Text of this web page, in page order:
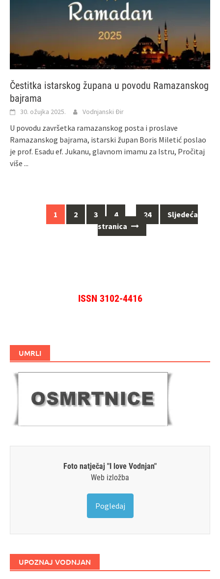
Čestitka istarskog župana u povodu Ramazanskog
bajrama
30. ožujka 2025. Vodnjanski Đir
U povodu završetka ramazanskog posta i proslave
Ramazanskog bajrama, istarski župan Boris Miletić poslao
je prof. Esadu ef. Jukanu, glavnom imamu za Istru, Pročitaj
više ...
1 2 3 4 … 24
Sljedeća
stranica
ISSN 3102-4416
UMRLI
Foto natječaj "I love Vodnjan"
Web izložba
Pogledaj
UPOZNAJ VODNJAN